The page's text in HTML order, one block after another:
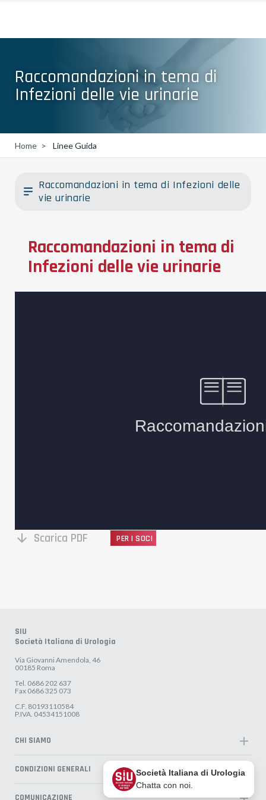
Raccomandazioni in tema di
Infezioni delle vie urinarie
Home Linee Guida
Raccomandazioni in tema di Infezioni delle
vie urinarie
Raccomandazioni in tema di
Infezioni delle vie urinarie
arrow_downward Scarica PDF PER I SOCI
SIU
Società Italiana di Urologia
Via Giovanni Amendola, 46
00185 Roma
Tel. 0686 202 637
Fax 0686 325 073
C.F. 80193110584
P.IVA. 04534151008
CHI SIAMO add
La storia
CONDIZIONI GENERALI add
COMUNICAZIONE
Società Italiana di Urologia
Chatta con noi.